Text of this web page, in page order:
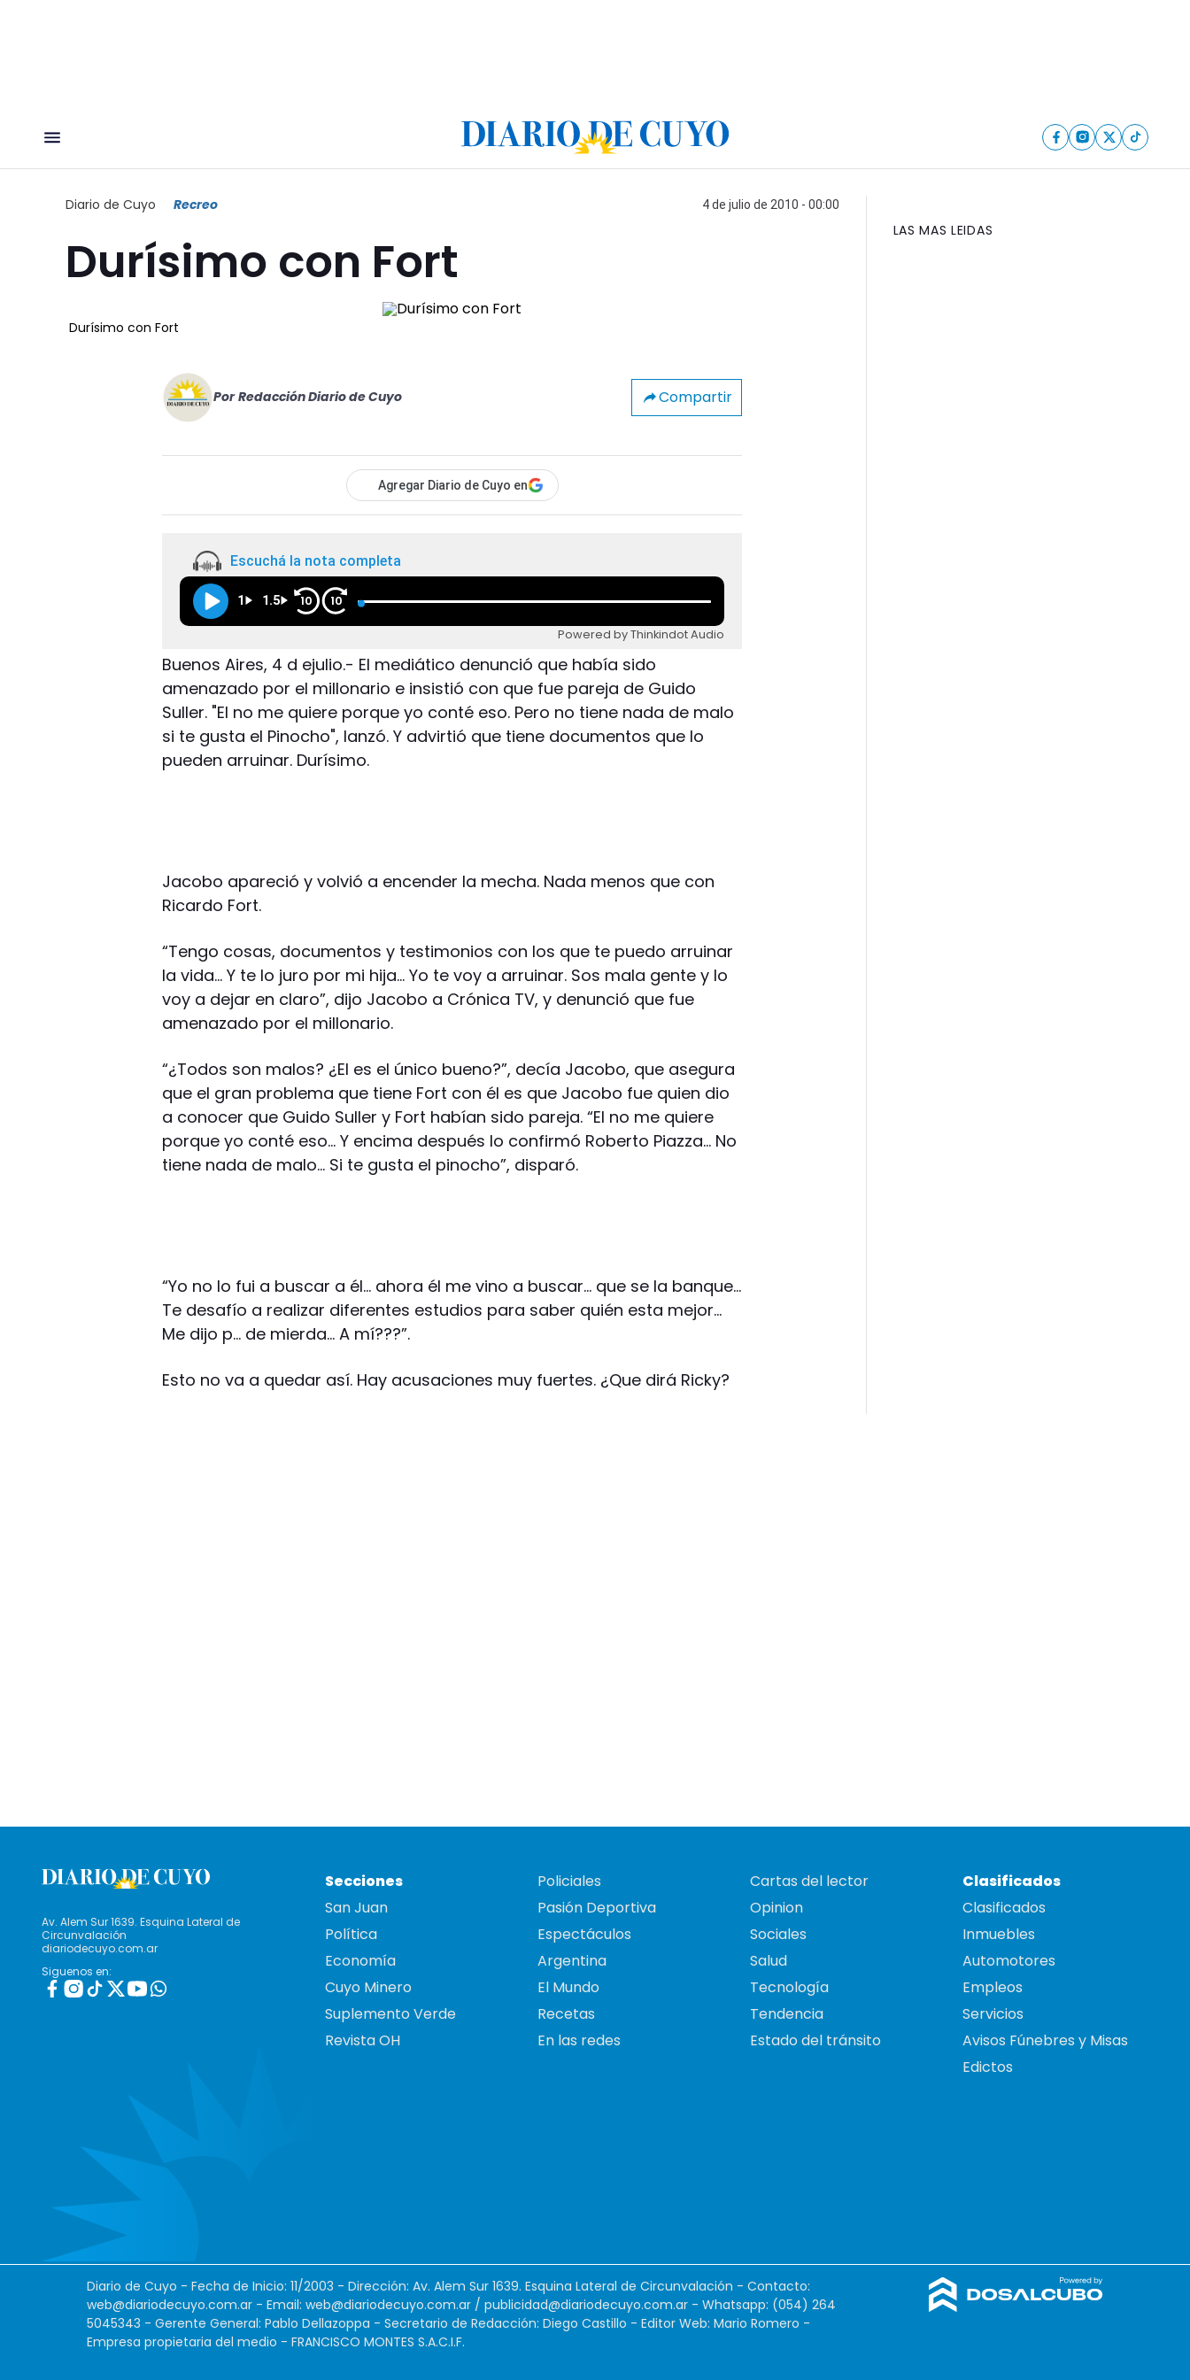
Diario de Cuyo Recreo 4 de julio de 2010 - 00:00
Durísimo con Fort
Durísimo con Fort
Por Redacción Diario de Cuyo Compartir
Agregar Diario de Cuyo en
Escuchá la nota completa
1 1.5 10 10
Powered by Thinkindot Audio
Buenos Aires, 4 d ejulio.- El mediático denunció que había sido
amenazado por el millonario e insistió con que fue pareja de Guido
Suller. "El no me quiere porque yo conté eso. Pero no tiene nada de malo
si te gusta el Pinocho", lanzó. Y advirtió que tiene documentos que lo
pueden arruinar. Durísimo.
Jacobo apareció y volvió a encender la mecha. Nada menos que con
Ricardo Fort.
“Tengo cosas, documentos y testimonios con los que te puedo arruinar
la vida… Y te lo juro por mi hija… Yo te voy a arruinar. Sos mala gente y lo
voy a dejar en claro”, dijo Jacobo a Crónica TV, y denunció que fue
amenazado por el millonario.
“¿Todos son malos? ¿El es el único bueno?”, decía Jacobo, que asegura
que el gran problema que tiene Fort con él es que Jacobo fue quien dio
a conocer que Guido Suller y Fort habían sido pareja. “El no me quiere
porque yo conté eso… Y encima después lo confirmó Roberto Piazza… No
tiene nada de malo… Si te gusta el pinocho”, disparó.
“Yo no lo fui a buscar a él… ahora él me vino a buscar… que se la banque…
Te desafío a realizar diferentes estudios para saber quién esta mejor…
Me dijo p… de mierda… A mí???”.
Esto no va a quedar así. Hay acusaciones muy fuertes. ¿Que dirá Ricky?
LAS MAS LEIDAS
Av. Alem Sur 1639. Esquina Lateral de
Circunvalación
diariodecuyo.com.ar
Siguenos en:
Secciones
San Juan
Política
Economía
Cuyo Minero
Suplemento Verde
Revista OH
Policiales
Pasión Deportiva
Espectáculos
Argentina
El Mundo
Recetas
En las redes
Cartas del lector
Opinion
Sociales
Salud
Tecnología
Tendencia
Estado del tránsito
Clasificados
Clasificados
Inmuebles
Automotores
Empleos
Servicios
Avisos Fúnebres y Misas
Edictos
Diario de Cuyo - Fecha de Inicio: 11/2003 - Dirección: Av. Alem Sur 1639. Esquina Lateral de Circunvalación - Contacto:
web@diariodecuyo.com.ar - Email: web@diariodecuyo.com.ar / publicidad@diariodecuyo.com.ar - Whatsapp: (054) 264
5045343 - Gerente General: Pablo Dellazoppa - Secretario de Redacción: Diego Castillo - Editor Web: Mario Romero -
Empresa propietaria del medio - FRANCISCO MONTES S.A.C.I.F.